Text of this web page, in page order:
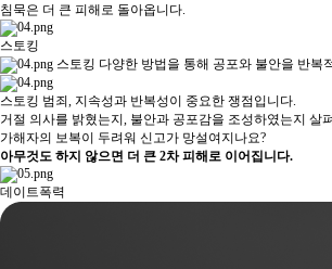
침묵은 더 큰 피해로 돌아옵니다.
스토킹
스토킹 다양한 방법을 통해 공포와 불안을 반복
스토킹 범죄, 지속성과 반복성이 중요한 쟁점입니다.
거절 의사를 밝혔는지, 불안과 공포감을 조성하였는지 살
가해자의 보복이 두려워 신고가 망설여지나요?
아무것도 하지 않으면 더 큰 2차 피해로 이어집니다.
데이트폭력